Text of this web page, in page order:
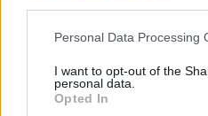
Please note that this website/
not limited to your visit or
grant or deny consent to
use your data for below
Personal Data Processing
I want to opt-out of the
personal data.
Opted In
Paks II.: Mit
árnyékában?